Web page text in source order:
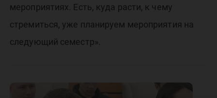
мероприятиях. Есть, куда расти, к чему
стремиться, уже планируем мероприятия на
следующий семестр».